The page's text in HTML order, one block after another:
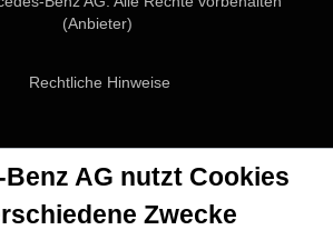
(Anbieter)
Rechtliche Hinweise
Benz AG nutzt Cookies
Zwecke